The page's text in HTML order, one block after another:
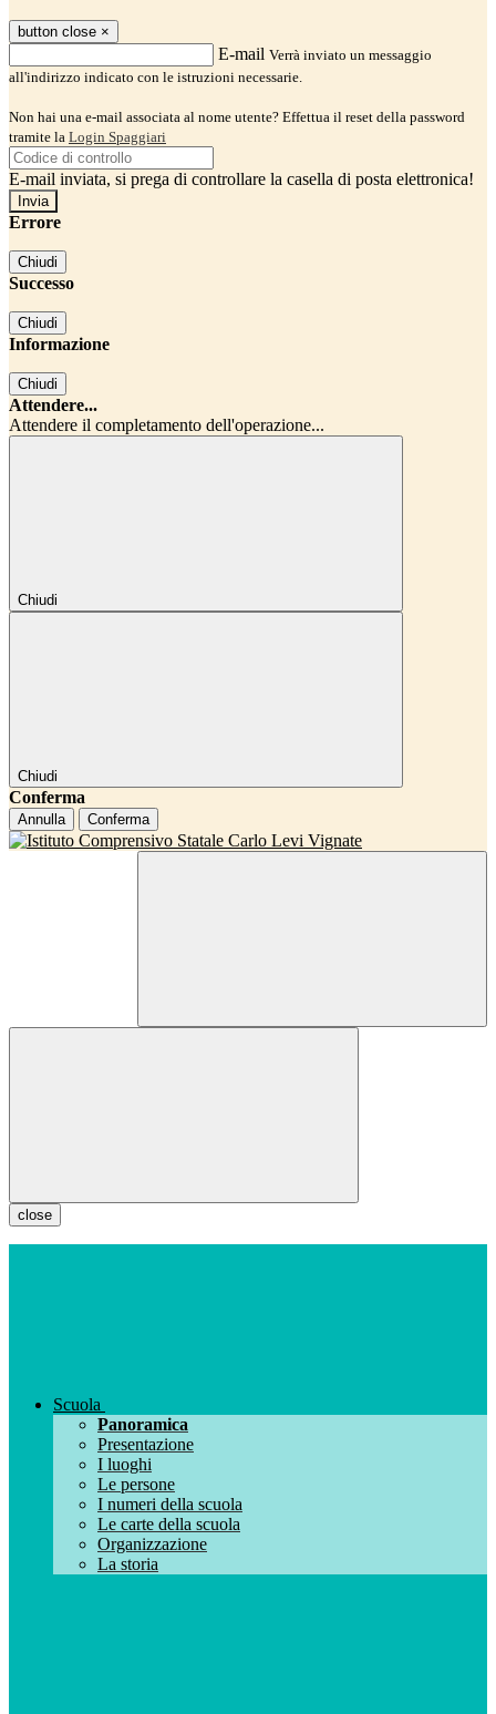
button close ×
E-mail Verrà inviato un messaggio
all'indirizzo indicato con le istruzioni necessarie.
Non hai una e-mail associata al nome utente? Effettua il reset della password
tramite la Login Spaggiari
E-mail inviata, si prega di controllare la casella di posta elettronica!
Errore
Chiudi
Successo
Chiudi
Informazione
Chiudi
Attendere...
Attendere il completamento dell'operazione...
Chiudi
Chiudi
Conferma
Annulla Conferma
close
Scuola
Panoramica
Presentazione
I luoghi
Le persone
I numeri della scuola
Le carte della scuola
Organizzazione
La storia